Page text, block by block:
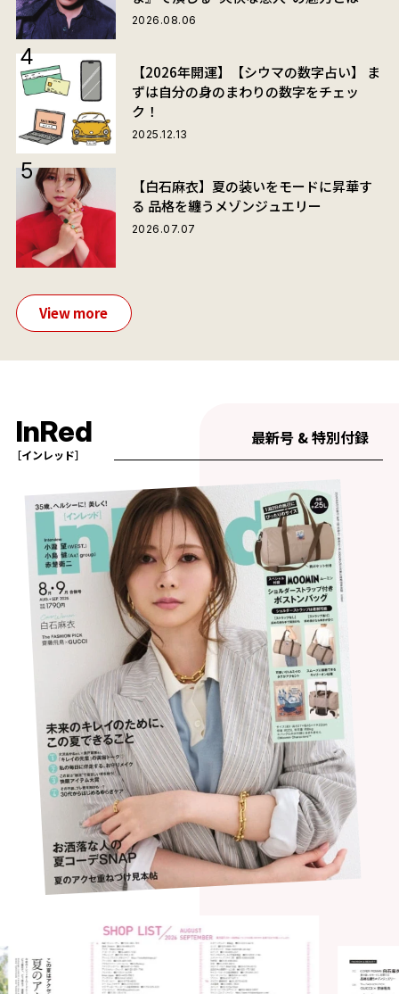
2026.08.06
【2026年開運】【シウマの数字占い】 ま
ずは自分の身のまわりの数字をチェッ
ク！
2025.12.13
【白石麻衣】夏の装いをモードに昇華す
る 品格を纏うメゾンジュエリー
2026.07.07
View more
InRed
［インレッド］
最新号 & 特別付録